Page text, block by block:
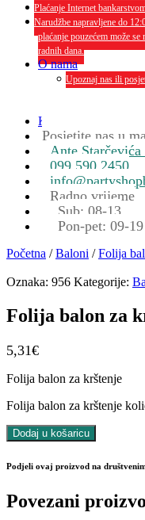
Plaćanje Internet
Narudžbe napravljene do
plaćanje pouzećem može
radnih dana.
O nama
Upoznaj nas ili
dekoriranja
Kontakt
Posjetite nas u
Ante
099 590 2450
Radno vrijeme
Sub: 08-13
Pon-pet: 09-19
Početna /Baloni /Folija
Oznaka: 956 Kategorije:
Folija balon za
5,31€
Folija balon za krštenje
Folija balon za krštenje
Dodaj u košaricu
Podjeli ovaj proizvod na
Povezani